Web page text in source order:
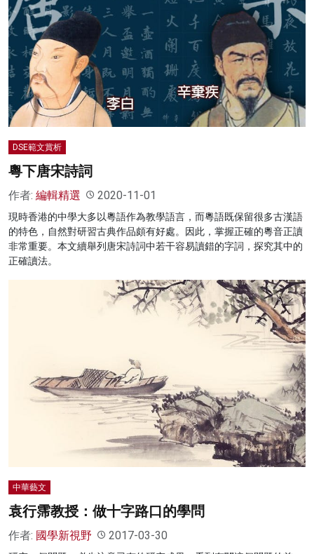
DSE範文賞析
粵下唐宋詩詞
作者: 編輯精選 2020-11-01
現時香港的中學大多以粵語作為教學語言，而粵語既保留很多古漢語
的特色，自然對研習古典作品頗有好處。因此，掌握正確的粵音正讀
非常重要。本文續舉列唐宋詩詞中若干容易讀錯的字詞，探究其中的
正確讀法。
中華藝文
袁行霈教授：做十字路口的學問
作者: 國學新視野 2017-03-30